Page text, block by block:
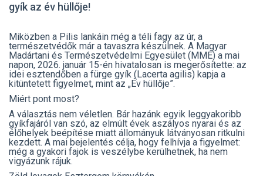
gyík az év hüllője!
Miközben a Pilis lankáin még a téli fagy az úr, a
természetvédők már a tavaszra készülnek. A Magyar
Madártani és Természetvédelmi Egyesület (MME) a mai
napon, 2026. január 15-én hivatalosan is megerősítette: az
idei esztendőben a fürge gyík (Lacerta agilis) kapja a
kitüntetett figyelmet, mint az „Év hüllője”.
Miért pont most?
A választás nem véletlen. Bár hazánk egyik leggyakoribb
gyíkfajáról van szó, az elmúlt évek aszályos nyarai és az
élőhelyek beépítése miatt állományuk látványosan ritkulni
kezdett. A mai bejelentés célja, hogy felhívja a figyelmet:
még a gyakori fajok is veszélybe kerülhetnek, ha nem
vigyázunk rájuk.